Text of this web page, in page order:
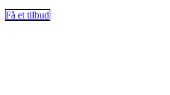
Få et tilbud